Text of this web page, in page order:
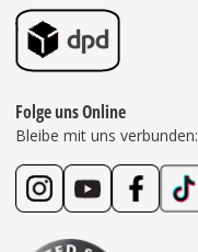
Folge uns Online
Bleibe mit uns verbunden: